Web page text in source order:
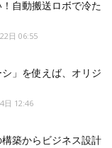
自動搬送ロボで冷た
日 06:55
」を使えば、オリジ
日 12:46
築からビジネス設計